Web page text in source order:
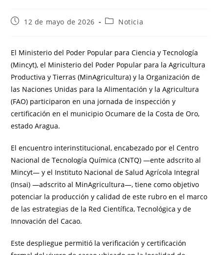
12 de mayo de 2026 Noticia
El Ministerio del Poder Popular para Ciencia y Tecnología
(Mincyt), el Ministerio del Poder Popular para la Agricultura
Productiva y Tierras (MinAgricultura) y la Organización de
las Naciones Unidas para la Alimentación y la Agricultura
(FAO) participaron en una jornada de inspección y
certificación en el municipio Ocumare de la Costa de Oro,
estado Aragua.
El encuentro interinstitucional, encabezado por el Centro
Nacional de Tecnología Química (CNTQ) —ente adscrito al
Mincyt— y el Instituto Nacional de Salud Agrícola Integral
(Insai) —adscrito al MinAgricultura—, tiene como objetivo
potenciar la producción y calidad de este rubro en el marco
de las estrategias de la Red Científica, Tecnológica y de
Innovación del Cacao.
Este despliegue permitió la verificación y certificación